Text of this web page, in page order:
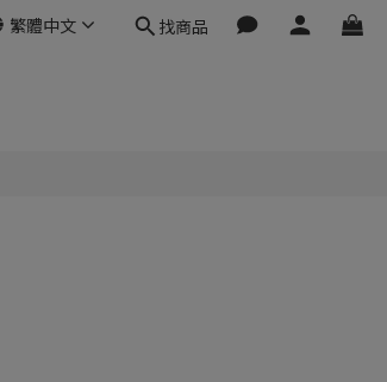
繁體中文 找商品